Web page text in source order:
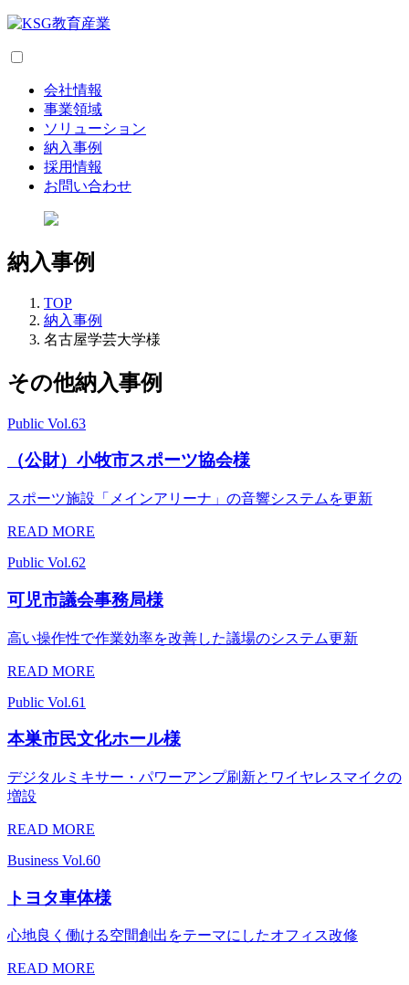
会社情報
事業領域
ソリューション
納入事例
採用情報
お問い合わせ
納入事例
TOP
納入事例
名古屋学芸大学様
その他納入事例
Public Vol.63
（公財）小牧市スポーツ協会様
スポーツ施設「メインアリーナ」の音響システムを更新
READ MORE
Public Vol.62
可児市議会事務局様
高い操作性で作業効率を改善した議場のシステム更新
READ MORE
Public Vol.61
本巣市民文化ホール様
デジタルミキサー・パワーアンプ刷新とワイヤレスマイクの
増設
READ MORE
Business Vol.60
トヨタ車体様
心地良く働ける空間創出をテーマにしたオフィス改修
READ MORE